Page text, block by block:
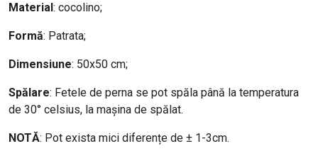
Material: cocolino;
Formă: Patrata;
Dimensiune: 50x50 cm;
Spălare: Fetele de perna se pot spăla până la temperatura
de 30° celsius, la mașina de spălat.
NOTĂ: Pot exista mici diferențe de ± 1-3cm.